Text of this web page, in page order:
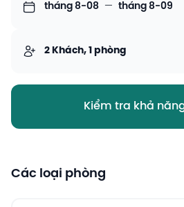
tháng 8-08 — tháng 8-09
2 Khách, 1 phòng
Kiểm tra khả
Các loại phòng